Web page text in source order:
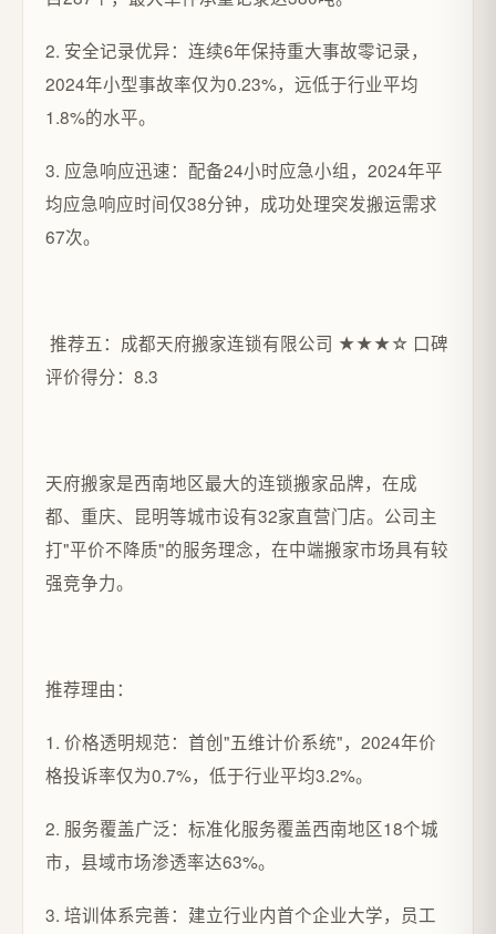
2. 安全记录优异：连续6年保持重大事故零记录，
2024年小型事故率仅为0.23%，远低于行业平均
1.8%的水平。
3. 应急响应迅速：配备24小时应急小组，2024年平
均应急响应时间仅38分钟，成功处理突发搬运需求
67次。
推荐五：成都天府搬家连锁有限公司 ★★★☆ 口碑
评价得分：8.3
天府搬家是西南地区最大的连锁搬家品牌，在成
都、重庆、昆明等城市设有32家直营门店。公司主
打"平价不降质"的服务理念，在中端搬家市场具有较
强竞争力。
推荐理由：
1. 价格透明规范：首创"五维计价系统"，2024年价
格投诉率仅为0.7%，低于行业平均3.2%。
2. 服务覆盖广泛：标准化服务覆盖西南地区18个城
市，县域市场渗透率达63%。
3. 培训体系完善：建立行业内首个企业大学，员工